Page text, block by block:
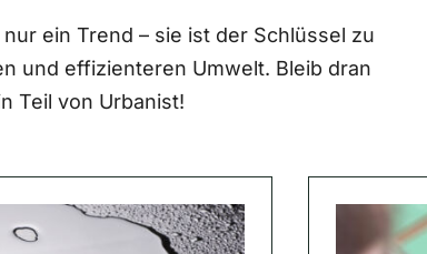
ein Trend – sie ist der Schlüssel zu
und effizienteren Umwelt. Bleib dran
Teil von Urbanist!